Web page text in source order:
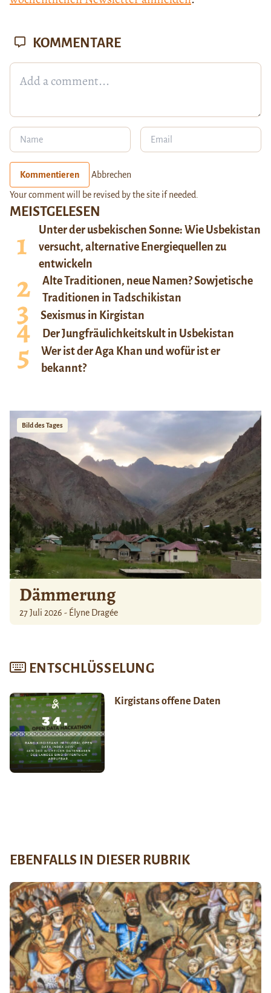
MEISTGELESEN
Unter der usbekischen Sonne: Wie Usbekistan
versucht, alternative Energiequellen zu
entwickeln
Alte Traditionen, neue Namen? Sowjetische
Traditionen in Tadschikistan
Sexismus in Kirgistan
Der Jungfräulichkeitskult in Usbekistan
Wer ist der Aga Khan und wofür ist er
bekannt?
Bild des Tages
Dämmerung
27 Juli 2026 - Élyne Dragée
ENTSCHLÜSSELUNG
Kirgistans offene Daten
KOMMENTARE
Kommentieren Abbrechen
Your comment will be revised by the site if needed.
EBENFALLS IN DIESER RUBRIK